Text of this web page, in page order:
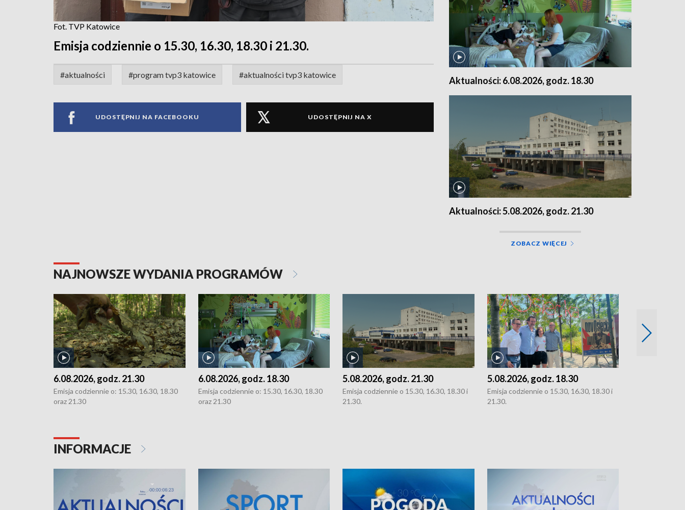
Fot. TVP Katowice
Emisja codziennie o 15.30, 16.30, 18.30 i 21.30.
#aktualności #program tvp3 katowice #aktualności tvp3 katowice
UDOSTĘPNIJ NA FACEBOOKU UDOSTĘPNIJ NA X
Aktualności: 6.08.2026, godz. 18.30
Aktualności: 5.08.2026, godz. 21.30
ZOBACZ WIĘCEJ
NAJNOWSZE WYDANIA PROGRAMÓW
6.08.2026, godz. 21.30
Emisja codziennie o: 15.30, 16.30, 18.30
oraz 21.30
6.08.2026, godz. 18.30
Emisja codziennie o: 15.30, 16.30, 18.30
oraz 21.30
5.08.2026, godz. 21.30
Emisja codziennie o 15.30, 16.30, 18.30 i
21.30.
5.08.2026, godz. 18.30
Emisja codziennie o 15.30, 16.30, 18.30 i
21.30.
INFORMACJE